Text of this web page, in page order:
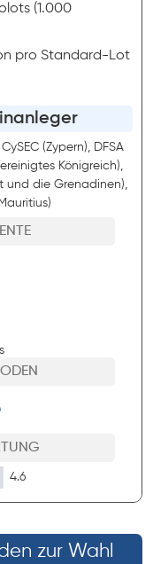
(1.000
pro Standard-Lot
(Zypern), DFSA
Königreich),
und die Grenadinen),
4.6
zur Wahl